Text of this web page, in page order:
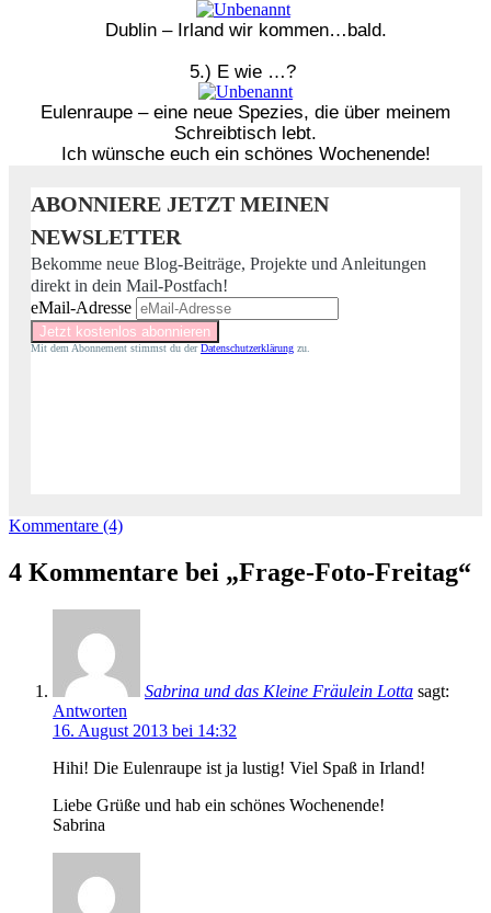
Dublin – Irland wir kommen…bald.
5.) E wie …?
Eulenraupe – eine neue Spezies, die über meinem
Schreibtisch lebt.
Ich wünsche euch ein schönes Wochenende!
ABONNIERE JETZT MEINEN
NEWSLETTER
Bekomme neue Blog-Beiträge, Projekte und Anleitungen
direkt in dein Mail-Postfach!
eMail-Adresse
Mit dem Abonnement stimmst du derDatenschutzerklärung zu.
Kommentare (4)
4 Kommentare bei „Frage-Foto-Freitag“
Sabrina und das Kleine Fräulein Lotta sagt:
Antworten
16. August 2013 bei 14:32
Hihi! Die Eulenraupe ist ja lustig! Viel Spaß in Irland!
Liebe Grüße und hab ein schönes Wochenende!
Sabrina